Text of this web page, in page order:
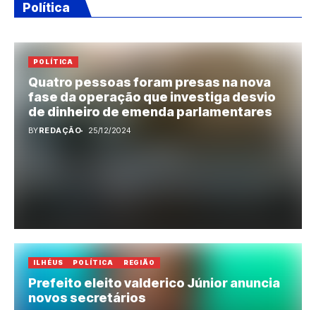
Política
POLÍTICA
Quatro pessoas foram presas na nova
fase da operação que investiga desvio
de dinheiro de emenda parlamentares
BYREDAÇÃO 25/12/2024
ILHÉUS POLÍTICA REGIÃO
Prefeito eleito valderico Júnior anuncia
novos secretários